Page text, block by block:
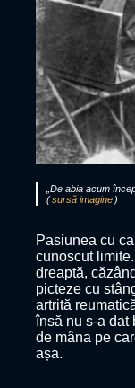
„De abia acum
(sursă imagine )
Pasiunea cu
cunoscut
dreaptă,
picteze cu
artrită
însă nu s-a dat
de mâna pe
așa.